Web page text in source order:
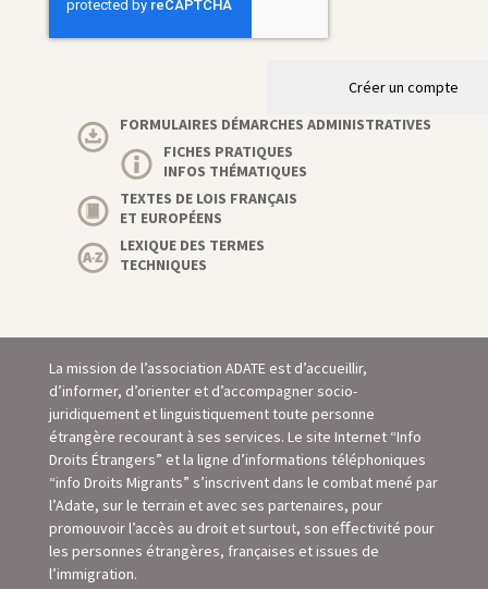
Créer un compte
FORMULAIRES DÉMARCHES ADMINISTRATIVES
FICHES PRATIQUES
INFOS THÉMATIQUES
TEXTES DE LOIS FRANÇAIS
ET EUROPÉENS
LEXIQUE DES TERMES
TECHNIQUES
La mission de l’association ADATE est d’accueillir,
d’informer, d’orienter et d’accompagner socio-
juridiquement et linguistiquement toute personne
étrangère recourant à ses services. Le site Internet “Info
Droits Étrangers” et la ligne d’informations téléphoniques
“info Droits Migrants” s’inscrivent dans le combat mené par
l’Adate, sur le terrain et avec ses partenaires, pour
promouvoir l’accès au droit et surtout, son eﬀectivité pour
les personnes étrangères, françaises et issues de
l’immigration.